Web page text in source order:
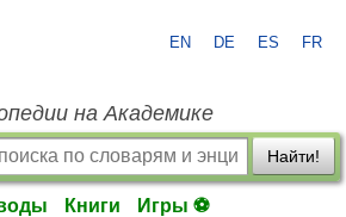
EN DE ES FR
на Академике
Найти!
Книги Игры ⚽